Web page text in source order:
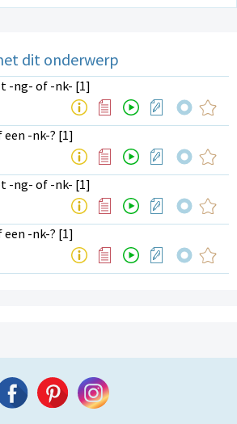
dit onderwerp
-ng- of -nk- [1]
-nk-? [1]
-ng- of -nk- [1]
-nk-? [1]